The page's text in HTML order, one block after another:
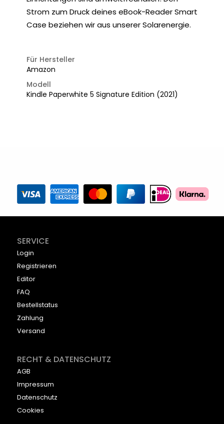
Strom zum Druck deines eBook-Reader Smart
Case beziehen wir aus unserer Solarenergie.
Für Hersteller
Amazon
Modell
Kindle Paperwhite 5 Signature Edition (2021)
SERVICE
Login
Registrieren
Editor
FAQ
Bestellstatus
Zahlung
Versand
RECHT & DATENSCHUTZ
AGB
Impressum
Datenschutz
Cookies